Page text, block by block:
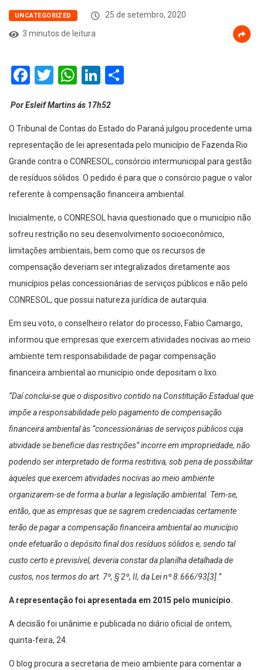
UNCATEGORIZED
25 de setembro, 2020
3 minutos de leitura
Facebook
Twitter
WhatsApp
LinkedIn
Por Esleif Martins ás 17h52
O Tribunal de Contas do Estado do Paraná julgou procedente uma
representação de lei apresentada pelo município de Fazenda Rio
Grande contra o CONRESOL, consórcio intermunicipal para gestão
de resíduos sólidos. O pedido é para que o consórcio pague o valor
referente à compensação financeira ambiental.
Inicialmente, o CONRESOL havia questionado que o município não
sofreu restrição no seu desenvolvimento socioeconômico,
limitações ambientais, bem como que os recursos de
compensação deveriam ser integralizados diretamente aos
municípios pelas concessionárias de serviços públicos e não pelo
CONRESOL, que possui natureza jurídica de autarquia.
Em seu voto, o conselheiro relator do processo, Fabio Camargo,
informou que empresas que exercem atividades nocivas ao meio
ambiente tem responsabilidade de pagar compensação
financeira ambiental ao município onde depositam o lixo.
“Daí conclui-se que o dispositivo contido na Constituição Estadual que
impõe a responsabilidade pelo pagamento de compensação
financeira ambiental às “concessionárias de serviços públicos cuja
atividade se beneficie das restrições” incorre em impropriedade, não
podendo ser interpretado de forma restritiva, sob pena de possibilitar
àqueles que exercem atividades nocivas ao meio ambiente
organizarem-se de forma a burlar a legislação ambiental. Tem-se,
então, que as empresas que se sagrem credenciadas certamente
terão de pagar a compensação financeira ambiental ao município
onde efetuarão o depósito final dos resíduos sólidos e, sendo tal
custo certo e previsível, deveria constar da planilha detalhada de
custos, nos termos do art. 7º, § 2º, II, da Lei nº 8.666/93[3].”
A representação foi apresentada em 2015 pelo município.
A decisão foi unânime e publicada no diário oficial de ontem,
quinta-feira, 24.
O blog procura a secretaria de meio ambiente para comentar a